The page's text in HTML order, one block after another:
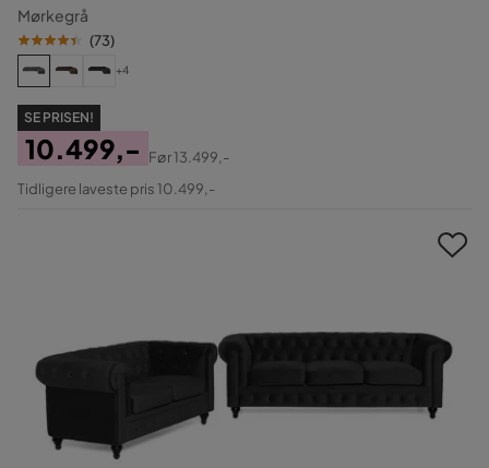
Mørkegrå
(73)
+4
SE PRISEN!
Pris
10.499,-
Original
Før13.499,-
Tidligere laveste pris 10.499,-